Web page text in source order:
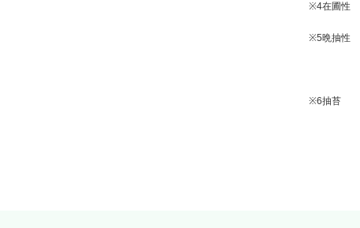
※4在圃性
※5晩抽性
※6抽苔